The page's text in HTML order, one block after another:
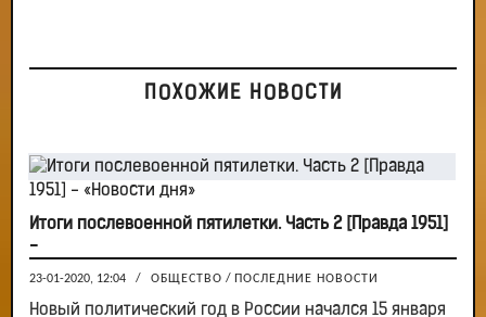
ПОХОЖИЕ НОВОСТИ
Итоги послевоенной пятилетки. Часть 2 [Правда 1951]
-
23-01-2020, 12:04 / ОБЩЕСТВО / ПОСЛЕДНИЕ НОВОСТИ
Новый политический год в России начался 15 января